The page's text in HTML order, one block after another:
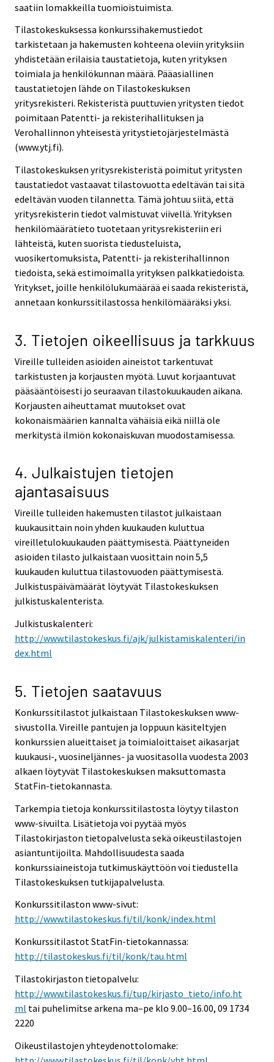
saatiin lomakkeilla tuomioistuimista.
Tilastokeskuksessa konkurssihakemustiedot
tarkistetaan ja hakemusten kohteena oleviin yrityksiin
yhdistetään erilaisia taustatietoja, kuten yrityksen
toimiala ja henkilökunnan määrä. Pääasiallinen
taustatietojen lähde on Tilastokeskuksen
yritysrekisteri. Rekisteristä puuttuvien yritysten tiedot
poimitaan Patentti- ja rekisterihallituksen ja
Verohallinnon yhteisestä yritystietojärjestelmästä
(www.ytj.fi).
Tilastokeskuksen yritysrekisteristä poimitut yritysten
taustatiedot vastaavat tilastovuotta edeltävän tai sitä
edeltävän vuoden tilannetta. Tämä johtuu siitä, että
yritysrekisterin tiedot valmistuvat viivellä. Yrityksen
henkilömäärätieto tuotetaan yritysrekisteriin eri
lähteistä, kuten suorista tiedusteluista,
vuosikertomuksista, Patentti- ja rekisterihallinnon
tiedoista, sekä estimoimalla yrityksen palkkatiedoista.
Yritykset, joille henkilölukumäärää ei saada rekisteristä,
annetaan konkurssitilastossa henkilömääräksi yksi.
3. Tietojen oikeellisuus ja tarkkuus
Vireille tulleiden asioiden aineistot tarkentuvat
tarkistusten ja korjausten myötä. Luvut korjaantuvat
pääsääntöisesti jo seuraavan tilastokuukauden aikana.
Korjausten aiheuttamat muutokset ovat
kokonaismäärien kannalta vähäisiä eikä niillä ole
merkitystä ilmiön kokonaiskuvan muodostamisessa.
4. Julkaistujen tietojen
ajantasaisuus
Vireille tulleiden hakemusten tilastot julkaistaan
kuukausittain noin yhden kuukauden kuluttua
vireilletulokuukauden päättymisestä. Päättyneiden
asioiden tilasto julkaistaan vuosittain noin 5,5
kuukauden kuluttua tilastovuoden päättymisestä.
Julkistuspäivämäärät löytyvät Tilastokeskuksen
julkistuskalenterista.
Julkistuskalenteri:
http://www.tilastokeskus.fi/ajk/julkistamiskalenteri/in
dex.html
5. Tietojen saatavuus
Konkurssitilastot julkaistaan Tilastokeskuksen www-
sivustolla. Vireille pantujen ja loppuun käsiteltyjen
konkurssien alueittaiset ja toimialoittaiset aikasarjat
kuukausi-, vuosineljännes- ja vuositasolla vuodesta 2003
alkaen löytyvät Tilastokeskuksen maksuttomasta
StatFin-tietokannasta.
Tarkempia tietoja konkurssitilastosta löytyy tilaston
www-sivuilta. Lisätietoja voi pyytää myös
Tilastokirjaston tietopalvelusta sekä oikeustilastojen
asiantuntijoilta. Mahdollisuudesta saada
konkurssiaineistoja tutkimuskäyttöön voi tiedustella
Tilastokeskuksen tutkijapalvelusta.
Konkurssitilaston www-sivut:
http://www.tilastokeskus.fi/til/konk/index.html
Konkurssitilastot StatFin-tietokannassa:
http://tilastokeskus.fi/til/konk/tau.html
Tilastokirjaston tietopalvelu:
http://www.tilastokeskus.fi/tup/kirjasto_tieto/info.ht
ml tai puhelimitse arkena ma–pe klo 9.00–16.00, 09 1734
2220
Oikeustilastojen yhteydenottolomake: